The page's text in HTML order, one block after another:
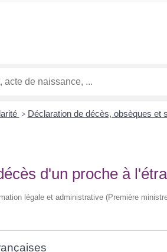
> Déclaration de décès, obsèques et
d'un proche à
légale et administrative (Première